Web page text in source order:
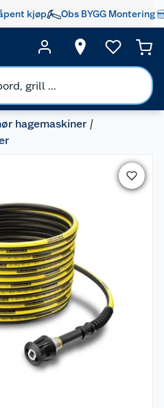
kjøp Obs BYGG Montering
hagemaskiner